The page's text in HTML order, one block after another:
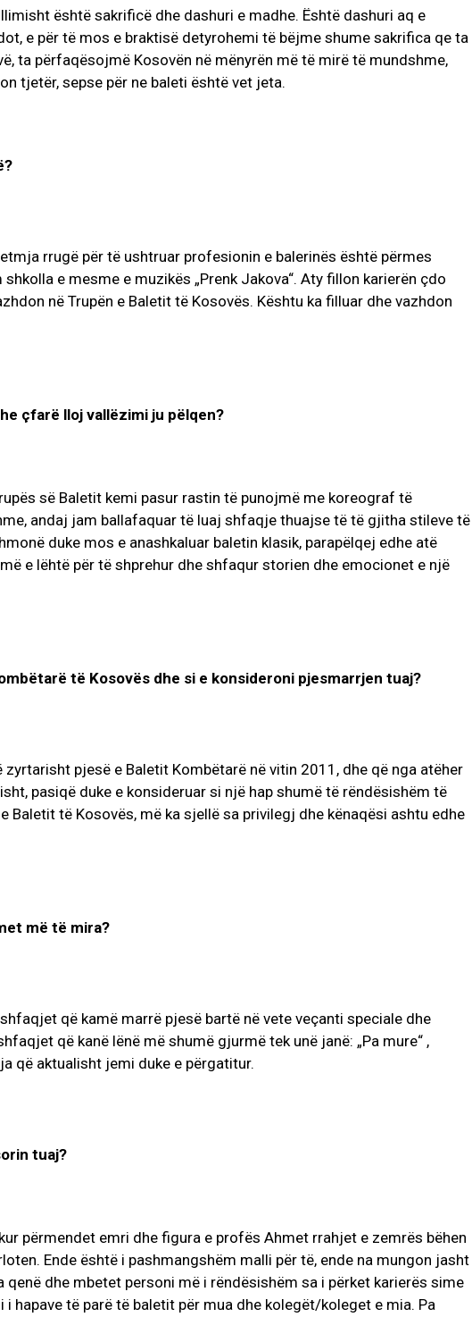
është sakrificë dhe dashuri e madhe. Është dashuri aq e
e për të mos e braktisë detyrohemi të bëjme shume sakrifica qe ta
ta përfaqësojmë Kosovën në mënyrën më të mirë të mundshme,
tjetër, sepse për ne baleti është vet jeta.
rrugë për të ushtruar profesionin e balerinës është përmes
e mesme e muzikës „Prenk Jakova“. Aty fillon karierën çdo
në Trupën e Baletit të Kosovës. Kështu ka filluar dhe vazhdon
çfarë lloj vallëzimi ju pëlqen?
së Baletit kemi pasur rastin të punojmë me koreograf të
andaj jam ballafaquar të luaj shfaqje thuajse të të gjitha stileve të
duke mos e anashkaluar baletin klasik, parapëlqej edhe atë
e lëhtë për të shprehur dhe shfaqur storien dhe emocionet e një
të Kosovës dhe si e konsideroni pjesmarrjen tuaj?
zyrtarisht pjesë e Baletit Kombëtarë në vitin 2011, dhe që nga atëher
pasiqë duke e konsideruar si një hap shumë të rëndësishëm të
Baletit të Kosovës, më ka sjellë sa privilegj dhe kënaqësi ashtu edhe
më të mira?
që kamë marrë pjesë bartë në vete veçanti speciale dhe
që kanë lënë më shumë gjurmë tek unë janë: „Pa mure“ ,
që aktualisht jemi duke e përgatitur.
tuaj?
përmendet emri dhe figura e profës Ahmet rrahjet e zemrës bëhen
Ende është i pashmangshëm malli për të, ende na mungon jasht
qenë dhe mbetet personi më i rëndësishëm sa i përket karierës sime
i hapave të parë të baletit për mua dhe kolegët/koleget e mia. Pa